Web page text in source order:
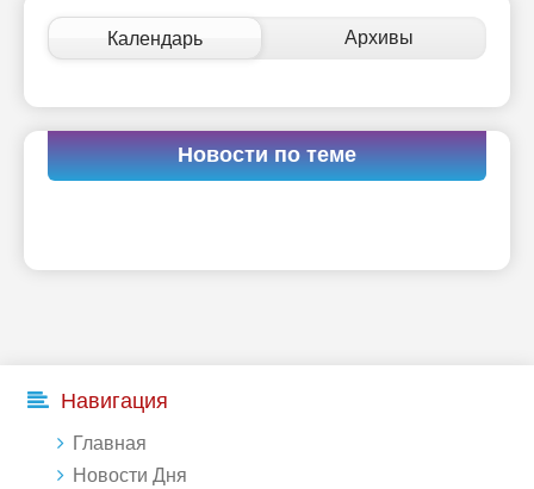
Календарь Архивы
Новости по теме
Навигация
Главная
Новости Дня